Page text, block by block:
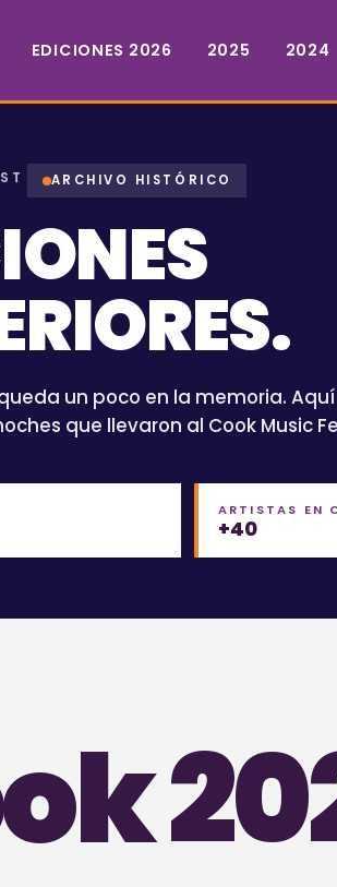
EDICIONES 2026 2025 2024
ARCHIVO HISTÓRICO
un poco en la memoria.
que llevaron al Cook Music
ARTISTAS EN
+40